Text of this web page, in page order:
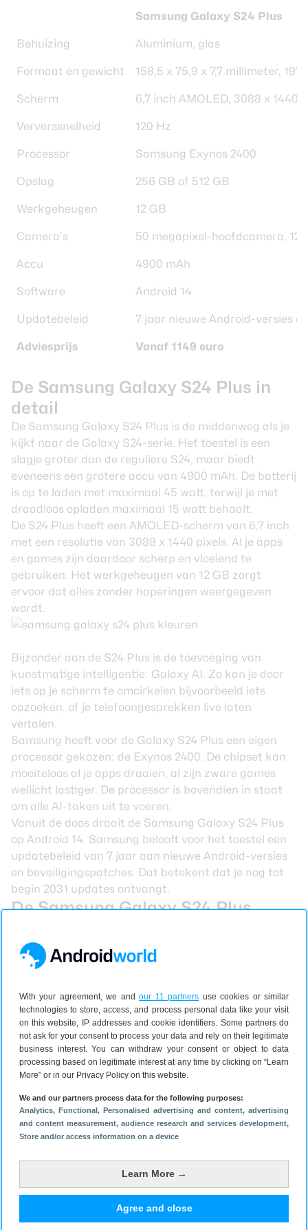
With your agreement, we andour 11 partners use cookies or similar
technologies to store, access, and process personal data like your visit
on this website, IP addresses and cookie identifiers. Some partners do
not ask for your consent to process your data and rely on their legitimate
business interest. You can withdraw your consent or object to data
processing based on legitimate interest at any time by clicking on “Learn
More” or in our Privacy Policy on this website.
We and our partners process data for the following purposes:
Analytics, Functional, Personalised advertising and content, advertising
and content measurement, audience research and services development,
Store and/or access information on a device
Learn More →
Agree and close
Samsung Galaxy S24 Plus
Behuizing Aluminium, glas
Formaat en gewicht 158,5 x 75,9 x 7,7 millimeter, 197
Scherm 6,7 inch AMOLED, 3088 x 1440
Ververssnelheid 120 Hz
Processor Samsung Exynos 2400
Opslag 256 GB of 512 GB
Werkgeheugen 12 GB
Camera’s 50 megapixel-hoofdcamera, 12
Accu 4900 mAh
Software Android 14
Updatebeleid 7 jaar nieuwe Android-versies
Adviesprijs Vanaf 1149 euro
De Samsung Galaxy S24 Plus in
detail
De Samsung Galaxy S24 Plus is de middenweg als je
kijkt naar de Galaxy S24-serie. Het toestel is een
slagje groter dan de reguliere S24, maar biedt
eveneens een grotere accu van 4900 mAh. De batterij
is op te laden met maximaal 45 watt, terwijl je met
draadloos opladen maximaal 15 watt behaalt.
De S24 Plus heeft een AMOLED-scherm van 6,7 inch
met een resolutie van 3088 x 1440 pixels. Al je apps
en games zijn daardoor scherp en vloeiend te
gebruiken. Het werkgeheugen van 12 GB zorgt
ervoor dat alles zonder haperingen weergegeven
wordt.
Bijzonder aan de S24 Plus is de toevoeging van
kunstmatige intelligentie: Galaxy AI. Zo kan je door
iets op je scherm te omcirkelen bijvoorbeeld iets
opzoeken, of je telefoongesprekken live laten
vertalen.
Samsung heeft voor de Galaxy S24 Plus een eigen
processor gekozen: de Exynos 2400. De chipset kan
moeiteloos al je apps draaien, al zijn zware games
wellicht lastiger. De processor is bovendien in staat
om alle AI-taken uit te voeren.
Vanuit de doos draait de Samsung Galaxy S24 Plus
op Android 14. Samsung belooft voor het toestel een
updatebeleid van 7 jaar aan nieuwe Android-versies
en beveiligingspatches. Dat betekent dat je nog tot
begin 2031 updates ontvangt.
De Samsung Galaxy S24 Plus
De S24 Plus is sinds 31 januari 2024 verkrijgbaar in de
kleuren Onyx Black, Marble Grey en Cobalt Violet
Adviesprijs Samsung Galaxy S24 Plus 256 GB: 1149
euro
Adviesprijs Samsung Galaxy S24 Plus 512 GB:1269
euro
Samsung Galaxy S24 Plus deals
Samsung Galaxy S24
5G
onbekend
Bekijk bij bol.com plaza